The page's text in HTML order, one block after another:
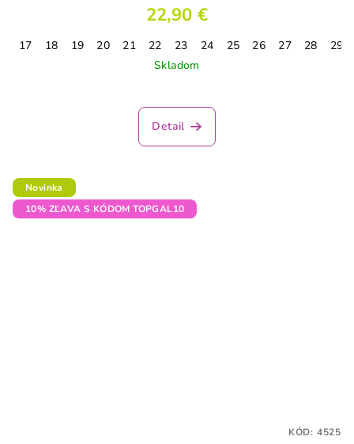
22,90 €
17 18 19 20 21 22 23 24 25 26 27 28
29
Skladom
Detail
Novinka
10% ZĽAVA S KÓDOM TOPGAL10
KÓD: 4525